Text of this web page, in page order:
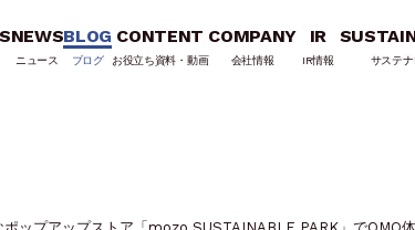
NEWS
ニュース
BLOG
ブログ
CONTENT
お役立ち資料・動画
COMPANY
会社情報
IR
IR情報 サステナ